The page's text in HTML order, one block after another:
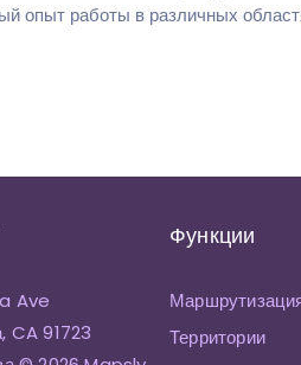
опыт работы в различных
Ave
CA 91723
Функции
Территории